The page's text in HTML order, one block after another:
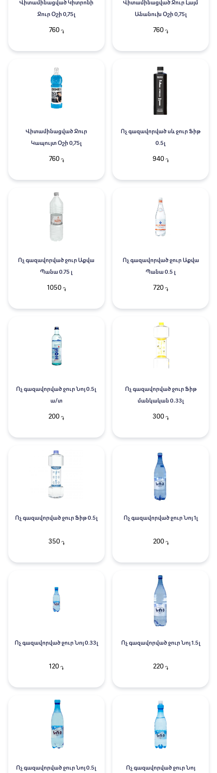
Վիտամինացված Կիտրոնի
Ջուր Օշի 0,75լ
760֏
Վիտամինացված Ջուր Լայմ
Անանուխ Օշի 0,75լ
760 ֏
Վիտամինացված Ջուր
Կապույտ Օշի 0,75լ
760֏
Ոչ գազավորված սև ջուր Ֆիթ
0.5լ
940 ֏
Ոչ գազավորված ջուր Աքվա
Պանա 0.75 լ
1050֏
Ոչ գազավորված ջուր Աքվա
Պանա 0.5 լ
720 ֏
Ոչ գազավորված ջուր Նոյ 0.5լ
ա/տ
200 ֏
Ոչ գազավորված ջուր Ֆիթ
մանկական 0․33լ
300 ֏
Ոչ գազավորված ջուր Ֆիթ 0.5լ
350֏
Ոչ գազավորված ջուր Նոյ 1լ
200֏
Ոչ գազավորված ջուր Նոյ 0.33լ
120 ֏
Ոչ գազավորված ջուր Նոյ 1.5լ
220 ֏
Ոչ գազավորված ջուր Նոյ 0.5լ Ոչ գազավորված ջուր Նոյ